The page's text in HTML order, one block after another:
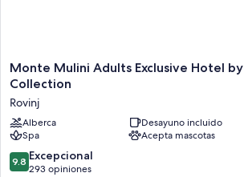
Monte
Mulini
Exclusive
Hotel
by
Maistra
Collection
Monte Mulini Adults Exclusive Hotel
Collection
Rovinj
Alberca
Desayuno incluido
Spa
Acepta mascotas
9.8
de
9.8 Excepcional
293 opiniones